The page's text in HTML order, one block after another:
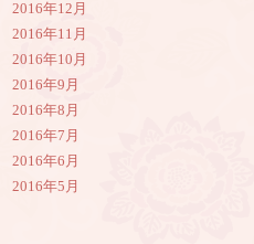
2016年12月
2016年11月
2016年10月
2016年9月
2016年8月
2016年7月
2016年6月
2016年5月